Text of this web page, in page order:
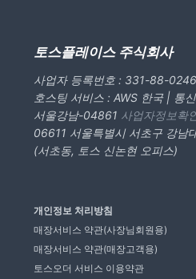
토스플레이스 주식회사
사업자 등록번호 : 331-88-
호스팅 서비스 : AWS 한국 | 통
서울강남-04861 사업자정보확
06611 서울특별시 서초구 강남
(서초동, 토스 신논현 오피스)
개인정보 처리방침
매장서비스 약관(사장님회원용)
매장서비스 약관(매장고객용)
토스오더 서비스 이용약관